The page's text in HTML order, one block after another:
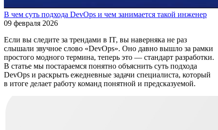
В чем суть подхода DevOps и чем занимается такой инженер
09 февраля 2026
Если вы следите за трендами в IT, вы наверняка не раз
слышали звучное слово «DevOps». Оно давно вышло за рамки
простого модного термина, теперь это — стандарт разработки.
В статье мы постараемся понятно объяснить суть подхода
DevOps и раскрыть ежедневные задачи специалиста, который
в итоге делает работу команд понятной и предсказуемой.